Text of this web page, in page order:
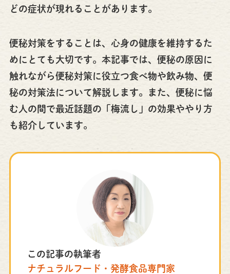
どの症状が現れることがあります。
便秘対策をすることは、心身の健康を維持するた
めにとても大切です。本記事では、便秘の原因に
触れながら便秘対策に役立つ食べ物や飲み物、便
秘の対策法について解説します。また、便秘に悩
む人の間で最近話題の「梅流し」の効果ややり方
も紹介しています。
この記事の執筆者
ナチュラルフード・発酵食品専門家